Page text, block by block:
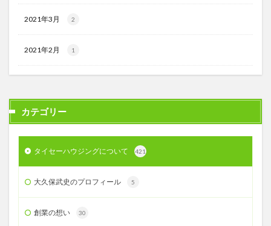
2021年3月 2
2021年2月 1
カテゴリー
タイセーハウジングについて 421
大久保武史のプロフィール 5
創業の想い 30